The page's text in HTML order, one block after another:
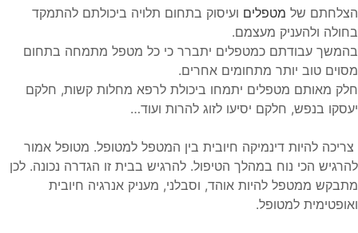
הצלחתם של מטפלים ועיסוק בתחום תלויה ביכולתם להתמקד
בחולה ולהעניק מעצמם.
בהמשך עבודתם כמטפלים יתברר כי כל מטפל מתמחה בתחום
מסוים טוב יותר מתחומים אחרים.
חלק מאותם מטפלים יתמחו ביכולת לרפא מחלות קשות, חלקם
יעסקו בנפש, חלקם יסיעו לזוג להרות ועוד…
צריכה להיות דינמיקה חיובית בין המטפל למטופל. מטופל אמור
להרגיש הכי נוח במהלך הטיפול. להרגיש בבית זו הגדרה נכונה. לכן
מתבקש ממטפל להיות אוהד, וסבלני, מעניק אנרגיה חיובית
ואופטימית למטופל.